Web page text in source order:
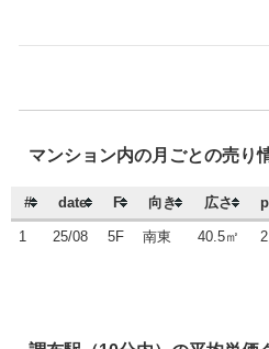
マンション内の月ごとの売り
# date F 向き 広さ
1 25/08 5F 南東 40.5㎡